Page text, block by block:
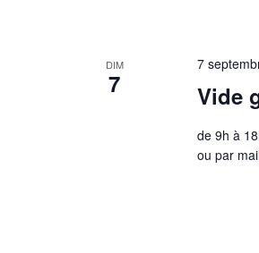
DIM
7 Vide
7
de 9h à
ou par